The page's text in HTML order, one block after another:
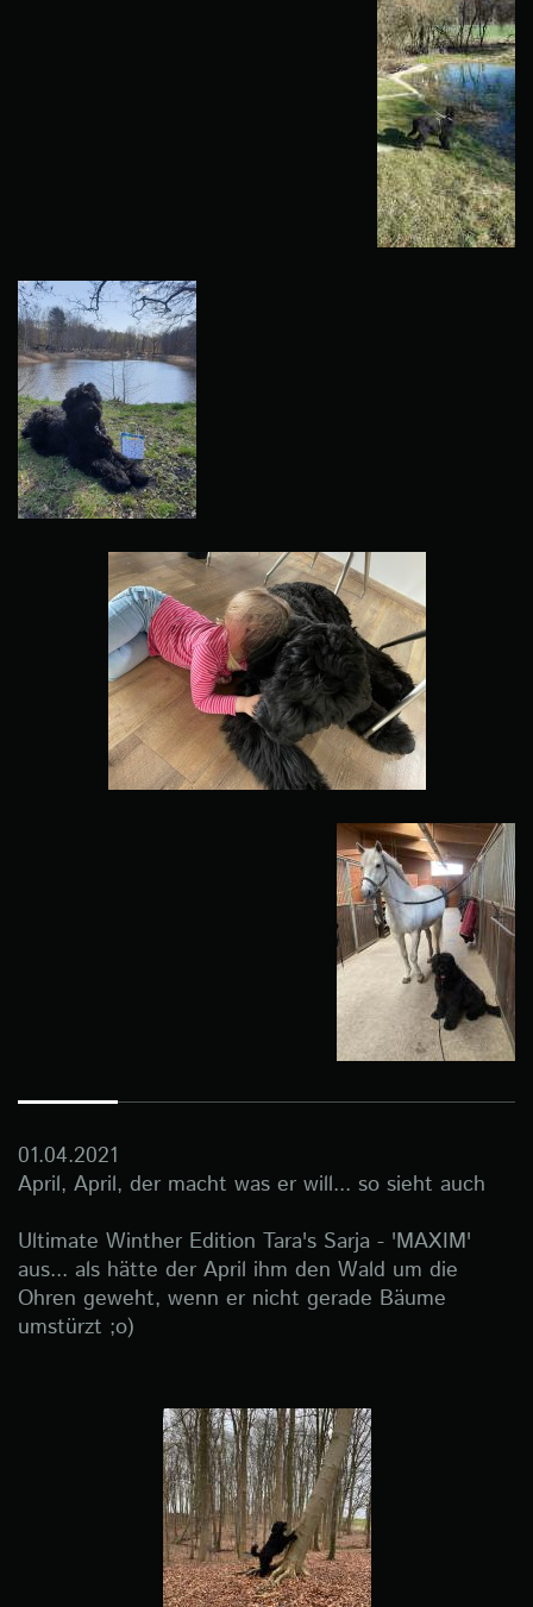
01.04.2021
April, April, der macht was er will... so sieht auch
Ultimate Winther Edition Tara's Sarja - 'MAXIM'
aus... als hätte der April ihm den Wald um die
Ohren geweht, wenn er nicht gerade Bäume
umstürzt ;o)